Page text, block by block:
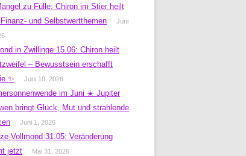
zu Fülle: Chiron im Stier heilt
und Selbstwertthemen
Juni
in Zwillinge 15.06: Chiron heilt
– Bewusstsein erschafft
✨
Juni 10, 2026
im Juni ☀️ Jupiter
bringt Glück, Mut und strahlende
Juni 1, 2026
Vollmond 31.05: Veränderung
jetzt
Mai 31, 2026